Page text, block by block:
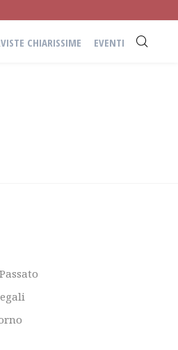
CHIARISSIME EVENTI